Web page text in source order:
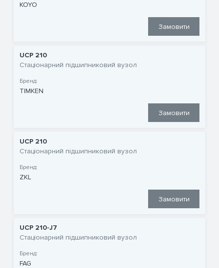
KOYO
Замовити
UCP 210
Стаціонарний підшипниковий вузол
Бренд:
TIMKEN
Замовити
UCP 210
Стаціонарний підшипниковий вузол
Бренд:
ZKL
Замовити
UCP 210-J7
Стаціонарний підшипниковий вузол
Бренд:
FAG